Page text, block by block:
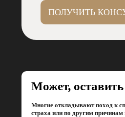
ПОЛУЧИТЬ
Может, оставить
Многие откладывают поход к
страха или по другим причинам